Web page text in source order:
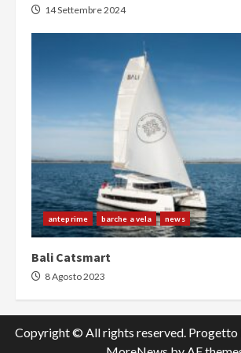
14 Settembre 2024
anteprime barche a vela news
Bali Catsmart
8 Agosto 2023
Copyright © All rights reserved.